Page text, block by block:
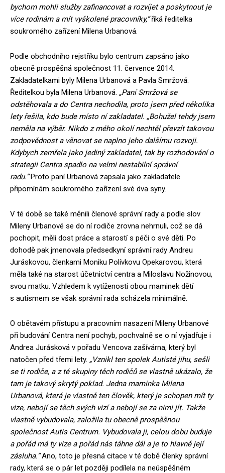
bychom mohli služby zafinancovat a rozvíjet a poskytnout je
více rodinám a mít vyškolené pracovníky,“říká ředitelka
soukromého zařízení Milena Urbanová.
Podle obchodního rejstříku bylo centrum zapsáno jako
obecně prospěšná společnost 11. července 2014.
Zakladatelkami byly Milena Urbanová a Pavla Smržová.
Ředitelkou byla Milena Urbanová. „Paní Smržová se
odstěhovala a do Centra nechodila, proto jsem před několika
lety řešila, kdo bude místo ní zakladatel. „Bohužel tehdy jsem
neměla na výběr. Nikdo z mého okolí nechtěl převzít takovou
zodpovědnost a věnovat se naplno jeho dalšímu rozvoji.
Kdybych zemřela jako jediný zakladatel, tak by rozhodování o
strategii Centra spadlo na velmi nestabilní správní
radu.“Proto paní Urbanová zapsala jako zakladatele
připomínám soukromého zařízení své dva syny.
V té době se také měnili členové správní rady a podle slov
Mileny Urbanové se do ní rodiče zrovna nehrnuli, což se dá
pochopit, měli dost práce a starostí s péči o své děti. Po
dohodě pak jmenovala předsedkyní správní rady Andreu
Juráskovou, členkami Moniku Polívkovu Opekarovou, která
měla také na starost účetnictví centra a Miloslavu Nožinovou,
svou matku. Vzhledem k vytíženosti obou maminek dětí
s autismem se však správní rada scházela minimálně.
O obětavém přístupu a pracovním nasazení Mileny Urbanové
při budování Centra není pochyb, pochvalně se o ní vyjadřuje i
Andrea Jurásková v pořadu Vencova zašívárna, který byl
natočen před třemi lety. „Vznikl ten spolek Autisté jihu, sešli
se ti rodiče, a z té skupiny těch rodičů se vlastně ukázalo, že
tam je takový skrytý poklad. Jedna maminka Milena
Urbanová, která je vlastně ten člověk, který je schopen mít ty
vize, nebojí se těch svých vizí a nebojí se za nimi jít. Takže
vlastně vybudovala, založila tu obecně prospěšnou
společnost Autis Centrum. Vybudovala ji, celou dobu buduje
a pořád má ty vize a pořád nás táhne dál a je to hlavně její
zásluha.“Ano, toto je přesná citace v té době členky správní
rady, která se o pár let později podílela na neúspěšném